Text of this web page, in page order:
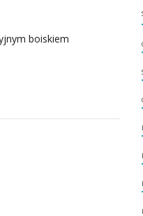
boiskiem